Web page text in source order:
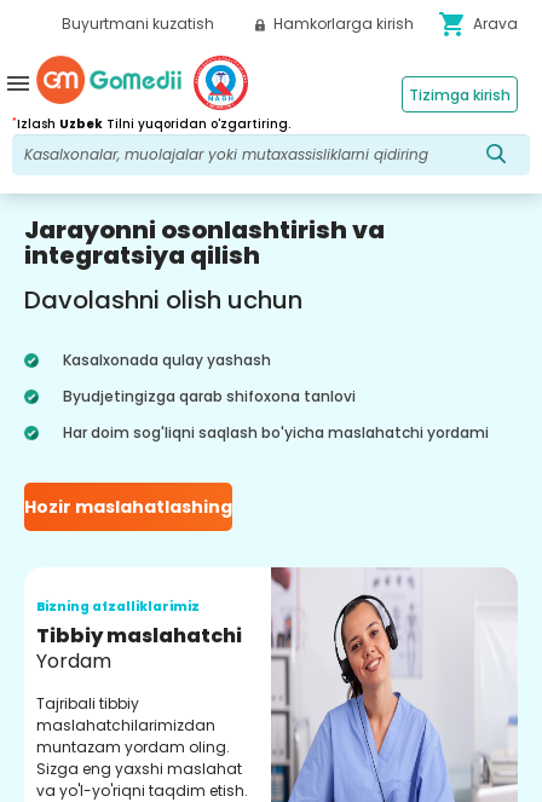
Buyurtmani kuzatish Hamkorlarga kirish shopping_cart Arava
*Izlash Uzbek Tilni yuqoridan o'zgartiring.
Tizimga kirish
menu
Jarayonni osonlashtirish va
integratsiya qilish
Davolashni olish uchun
Kasalxonada qulay yashash
Byudjetingizga qarab shifoxona tanlovi
Har doim sog'liqni saqlash bo'yicha maslahatchi yordami
Hozir maslahatlashing
Bizning afzalliklarimiz
Tibbiy maslahatchi
Yordam
Tajribali tibbiy
maslahatchilarimizdan
muntazam yordam oling.
Sizga eng yaxshi maslahat
va yo'l-yo'riqni taqdim etish.